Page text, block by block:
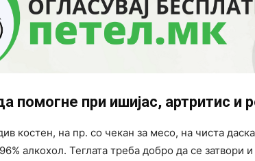
помогне при ишијас, артритис и
костен, на пр. со чекан за месо, на чиста
алкохол. Теглата треба добро да се затвори